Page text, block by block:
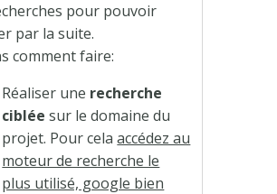
pour pouvoir
par la suite.
comment faire:
Réaliser une recherche
ciblée sur le domaine du
projet. Pour celaaccédez au
moteur de recherche le
plus utilisé, google bien